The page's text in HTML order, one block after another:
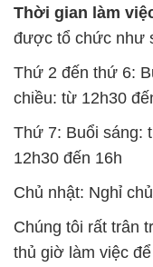
Thời gian làm
được tổ chức như
Thứ 2 đến thứ 6:
chiều: từ 12h30
Thứ 7: Buổi sáng:
12h30 đến 16h
Chủ nhật: Nghỉ
Chúng tôi rất trân
thủ giờ làm việc